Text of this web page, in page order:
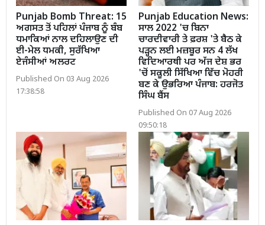
Punjab Bomb Threat: 15
ਅਗਸਤ ਤੋਂ ਪਹਿਲਾਂ ਪੰਜਾਬ ਨੂੰ ਬੰਬ
ਧਮਾਕਿਆਂ ਨਾਲ ਦਹਿਲਾਉਣ ਦੀ
ਈ-ਮੇਲ ਧਮਕੀ, ਸੁਰੱਖਿਆ
ਏਜੰਸੀਆਂ ਅਲਰਟ
Published On 03 Aug 2026
17:38:58
Punjab Education News:
ਸਾਲ 2022 'ਚ ਬਿਨਾ
ਚਾਰਦੀਵਾਰੀ ਤੇ ਫ਼ਰਸ਼ 'ਤੇ ਬੈਠ ਕੇ
ਪੜ੍ਹਨ ਲਈ ਮਜ਼ਬੂਰ ਸਨ 4 ਲੱਖ
ਵਿਦਿਆਰਥੀ ਪਰ ਅੱਜ ਦੇਸ਼ ਭਰ
'ਚੋਂ ਸਕੂਲੀ ਸਿੱਖਿਆ ਵਿੱਚ ਮੋਹਰੀ
ਬਣ ਕੇ ਉਭਰਿਆ ਪੰਜਾਬ: ਹਰਜੋਤ
ਸਿੰਘ ਬੈਂਸ
Published On 07 Aug 2026
09:50:18